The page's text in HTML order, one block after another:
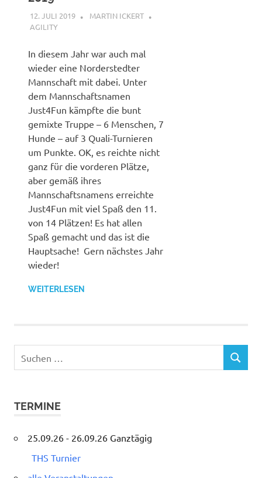
12. JULI 2019
MARTIN ICKERT
AGILITY
In diesem Jahr war auch mal
wieder eine Norderstedter
Mannschaft mit dabei. Unter
dem Mannschaftsnamen
Just4Fun kämpfte die bunt
gemixte Truppe – 6 Menschen, 7
Hunde – auf 3 Quali-Turnieren
um Punkte. OK, es reichte nicht
ganz für die vorderen Plätze,
aber gemäß ihres
Mannschaftsnamens erreichte
Just4Fun mit viel Spaß den 11.
von 14 Plätzen! Es hat allen
Spaß gemacht und das ist die
Hauptsache! Gern nächstes Jahr
wieder!
WEITERLESEN
nach:
SUCHEN
TERMINE
25.09.26 - 26.09.26 Ganztägig
THS Turnier